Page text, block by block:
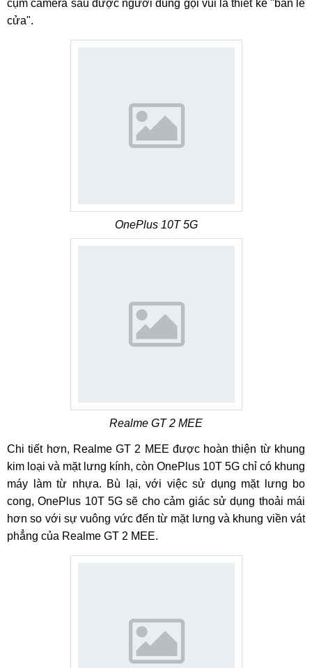
cụm camera sau được người dùng gọi vui là thiết kế "bản lề
cửa".
OnePlus 10T 5G
Realme GT 2 MEE
Chi tiết hơn, Realme GT 2 MEE được hoàn thiện từ khung
kim loại và mặt lưng kính, còn OnePlus 10T 5G chỉ có khung
máy làm từ nhựa. Bù lại, với việc sử dụng mặt lưng bo
cong, OnePlus 10T 5G sẽ cho cảm giác sử dụng thoải mái
hơn so với sự vuông vức đến từ mặt lưng và khung viền vát
phẳng của Realme GT 2 MEE.